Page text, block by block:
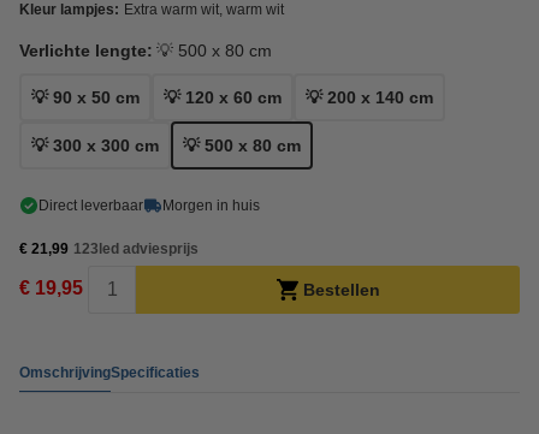
Kleur lampjes: Extra warm wit, warm wit
Verlichte lengte: 💡 500 x 80 cm
💡 90 x 50 cm 💡 120 x 60 cm 💡 200 x 140 cm
💡 300 x 300 cm 💡 500 x 80 cm
Direct leverbaar Morgen in huis
€ 21,99 123led adviesprijs
€ 19,95 Bestellen
OmschrijvingSpecificaties